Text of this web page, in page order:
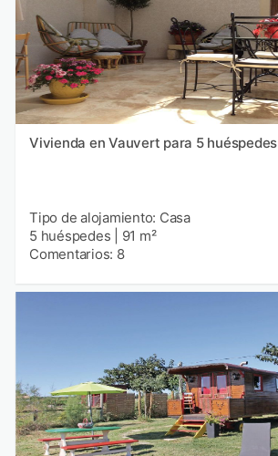
Vivienda en Vauvert para 5 huéspedes
Tipo de alojamiento: Casa
5 huéspedes
91 m²
Comentarios: 8